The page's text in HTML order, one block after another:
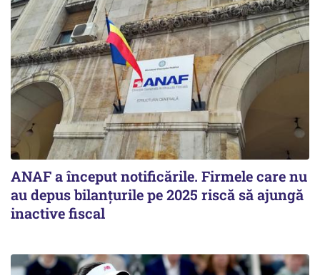
ANAF a început notificările. Firmele care nu
au depus bilanțurile pe 2025 riscă să ajungă
inactive fiscal